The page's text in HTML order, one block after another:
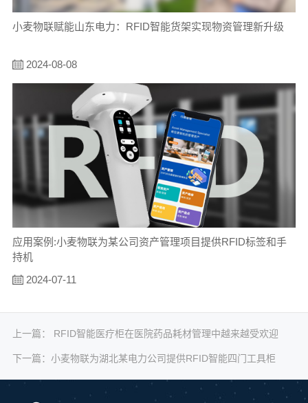
小麦物联赋能山东电力：RFID智能货架实现物资管理新升级
2024-08-08
应用案例:小麦物联为某公司资产管理项目提供RFID标签和手
持机
2024-07-11
上一篇： RFID智能医疗柜在医院药品耗材管理中越来越受欢迎
下一篇： 小麦物联为湖北某电力公司提供RFID智能四门工具柜